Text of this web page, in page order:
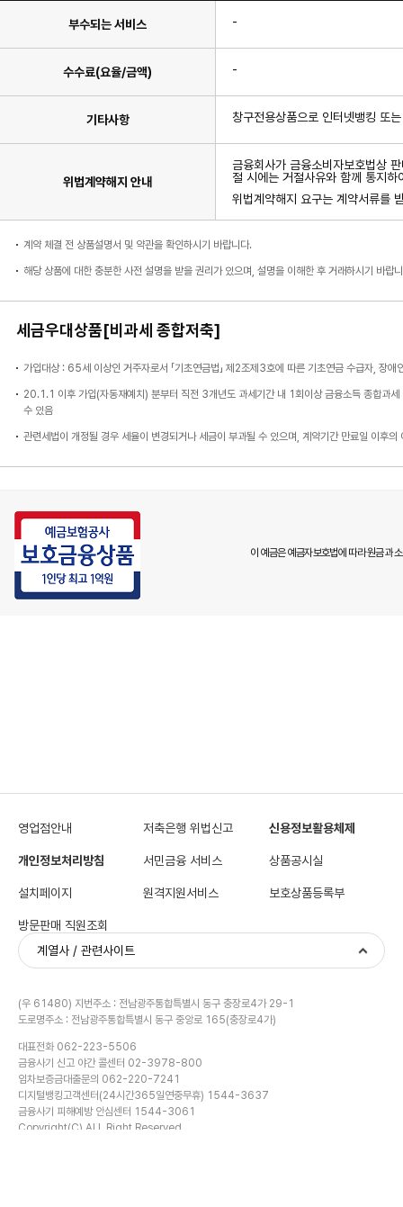
부수되는 서비스 -
수수료(요율/금액) -
기타사항 창구전용상품으로 인터넷뱅킹 또
위법계약해지 안내
금융회사가 금융소비자보호법상
절 시에는 거절사유와 함께 통지하
위법계약해지 요구는 계약서류를
계약 체결 전 상품설명서 및 약관을 확인하시기 바랍니다.
해당 상품에 대한 충분한 사전 설명을 받을 권리가 있으며, 설명을 이해한 후 거래하시기 바랍
세금우대상품[비과세 종합저축]
가입대상 : 65세 이상인 거주자로서 「기초연금법」 제2조제3호에 따른 기초연금 수급자, 장
20.1.1 이후 가입(자동재예치) 분부터 직전 3개년도 과세기간 내 1회이상 금융소득 종합과
수 있음
관련세법이 개정될 경우 세율이 변경되거나 세금이 부과될 수 있으며, 계약기간 만료일 이후의
이 예금은 예금자보호법에 따라 원금과
영업점안내 저축은행 위법신고 신용정보활용체제
개인정보처리방침 서민금융 서비스 상품공시실
설치페이지 원격지원서비스 보호상품등록부
방문판매 직원조회
계열사 / 관련사이트
(우 61480) 지번주소 : 전남광주통합특별시 동구 충장로4가 29-1
도로명주소 : 전남광주통합특별시 동구 중앙로 165(충장로4가)
대표전화 062-223-5506
금융사기 신고 야간 콜센터 02-3978-800
임차보증금대출문의 062-220-7241
디지털뱅킹고객센터(24시간365일연중무휴) 1544-3637
금융사기 피해예방 안심센터 1544-3061
Copyright(C) ALL Right Reserved.